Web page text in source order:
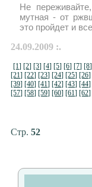
Не
мутная - от
это пройдет и
24.09.2009 :.
[1] [2] [3] [4] [5] [6] [7] [8]
[21] [22] [23] [24] [25] [26]
[39] [40] [41] [42] [43] [44]
[57] [58] [59] [60] [61] [62]
Стр. 52